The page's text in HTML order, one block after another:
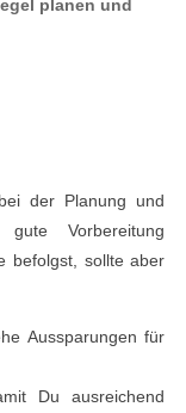
planen und
der Planung und
Vorbereitung
befolgst, sollte aber
Aussparungen für
Du ausreichend